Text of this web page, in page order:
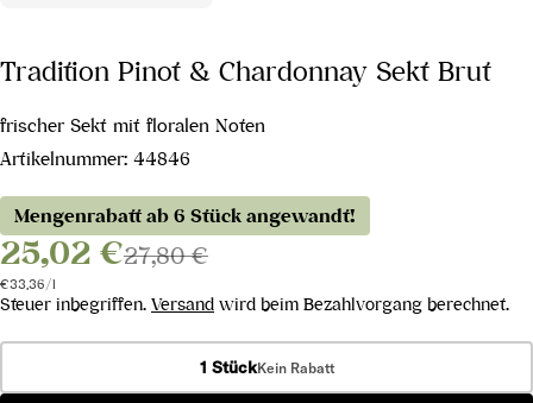
Tradition Pinot & Chardonnay Sekt Brut
frischer Sekt mit floralen Noten
Artikelnummer: 44846
Mengenrabatt ab 6 Stück angewandt!
25,02 €27,80 €
Stückpreis
€33,36/pro
l
Steuer inbegriffen. Versand wird beim Bezahlvorgang berechnet.
1 StückKein Rabatt